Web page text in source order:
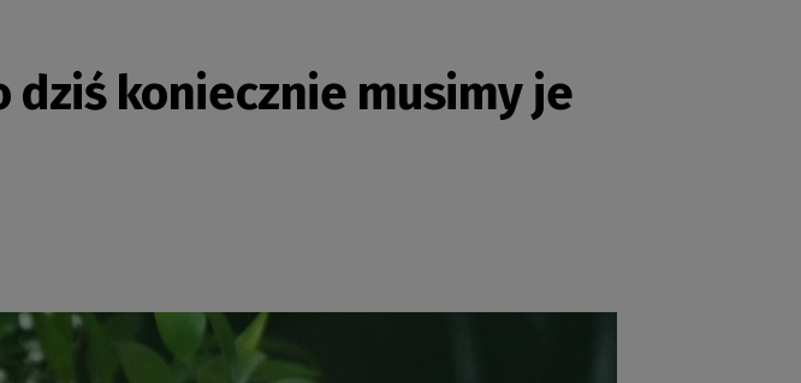
dziś koniecznie musimy je